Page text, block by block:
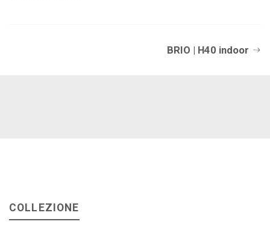
BRIO | H40 indoor
COLLEZIONE